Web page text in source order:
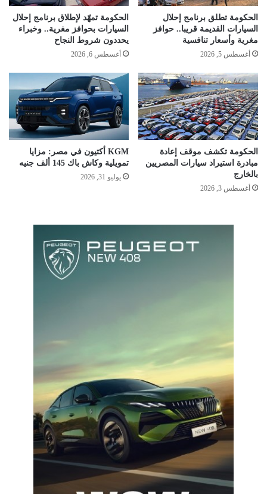
الحكومة تطلق برنامج إحلال
السيارات القديمة قريبا.. حوافز
مغرية وأسعار تنافسية
أغسطس 5, 2026
الحكومة تمهّد لإطلاق برنامج إحلال
السيارات بحوافز مغرية.. وخبراء
يحددون شروط النجاح
أغسطس 6, 2026
الحكومة تكشف موقف إعادة
مبادرة استيراد سيارات المصريين
بالخارج
أغسطس 3, 2026
KGM أكتيون في مصر: مزايا
تمويلية وكاش باك 145 ألف جنيه
يوليو 31, 2026